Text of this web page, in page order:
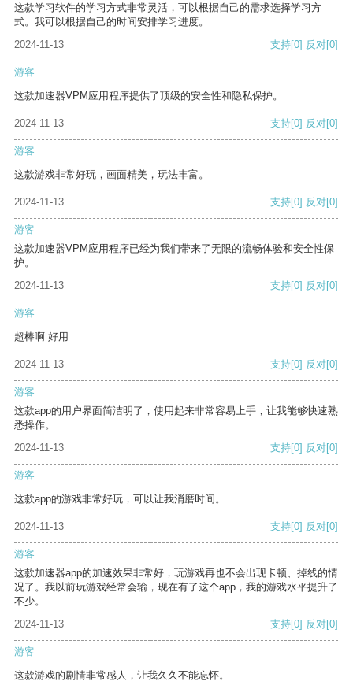
这款学习软件的学习方式非常灵活，可以根据自己的需求选择学习方
式。我可以根据自己的时间安排学习进度。
2024-11-13
支持[0] 反对[0]
游客
这款加速器VPM应用程序提供了顶级的安全性和隐私保护。
2024-11-13 支持[0] 反对[0]
游客
这款游戏非常好玩，画面精美，玩法丰富。
2024-11-13 支持[0] 反对[0]
游客
这款加速器VPM应用程序已经为我们带来了无限的流畅体验和安全性保
护。
2024-11-13
支持[0] 反对[0]
游客
超棒啊 好用
2024-11-13 支持[0] 反对[0]
游客
这款app的用户界面简洁明了，使用起来非常容易上手，让我能够快速熟
悉操作。
2024-11-13
支持[0] 反对[0]
游客
这款app的游戏非常好玩，可以让我消磨时间。
2024-11-13 支持[0] 反对[0]
游客
这款加速器app的加速效果非常好，玩游戏再也不会出现卡顿、掉线的情
况了。我以前玩游戏经常会输，现在有了这个app，我的游戏水平提升了
不少。
2024-11-13
支持[0] 反对[0]
游客
这款游戏的剧情非常感人，让我久久不能忘怀。